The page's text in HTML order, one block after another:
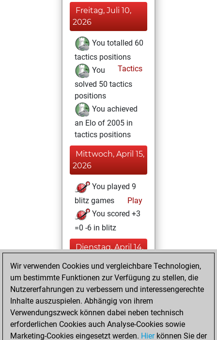
Freitag, Juli 10,
2026
You totalled 60
tactics positions
Tactics
You
solved 50 tactics
positions
You achieved
an Elo of 2005 in
tactics positions
Mittwoch, April 15,
2026
You played 9
blitz games
Play
You scored +3
=0 -6 in blitz
Dienstag, April 14,
You played 2
slow games
Play
You scored +1
=0 -1 in slow games
Wir verwenden Cookies und vergleichbare Technologien,
um bestimmte Funktionen zur Verfügung zu stellen, die
Nutzererfahrungen zu verbessern und interessengerechte
Inhalte auszuspielen. Abhängig von ihrem
Verwendungszweck können dabei neben technisch
erforderlichen Cookies auch Analyse-Cookies sowie
Marketing-Cookies eingesetzt werden. Hierkönnen Sie der